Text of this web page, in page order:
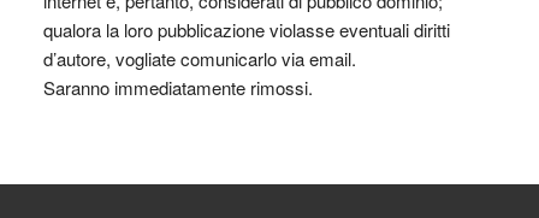
qualora la loro pubblicazione violasse eventuali diritti
d’autore, vogliate comunicarlo via email.
Saranno immediatamente rimossi.